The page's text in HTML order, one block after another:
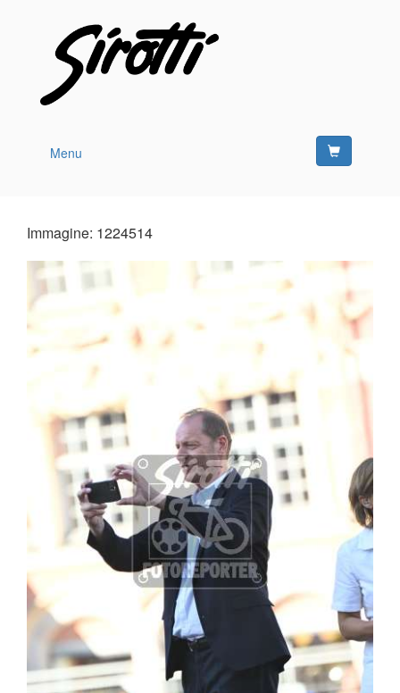
Menu
Immagine: 1224514